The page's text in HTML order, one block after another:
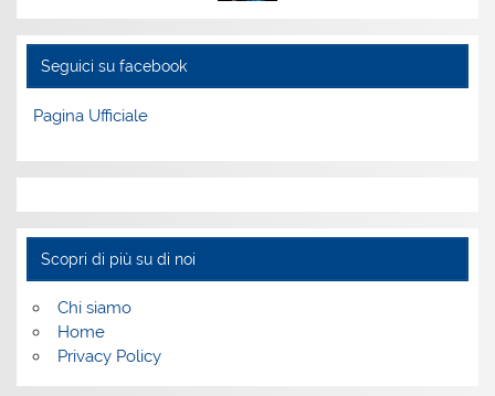
Seguici su facebook
Pagina Ufficiale
Scopri di più su di noi
Chi siamo
Home
Privacy Policy